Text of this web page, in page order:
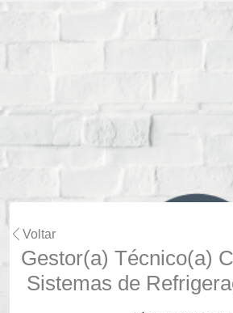
Voltar
Gestor(a) Técnico(a)
Sistemas de